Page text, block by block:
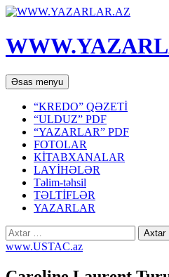
Axtar
Əsas menyu Mühtəviyyata
keç
“KREDO” QƏZETİ
“ULDUZ” PDF
“YAZARLAR” PDF
FOTOLAR
KİTABXANALAR
LAYİHƏLƏR
Təlim-təhsil
TƏLTİFLƏR
YAZARLAR
Axtarış:
www.USTAC.az